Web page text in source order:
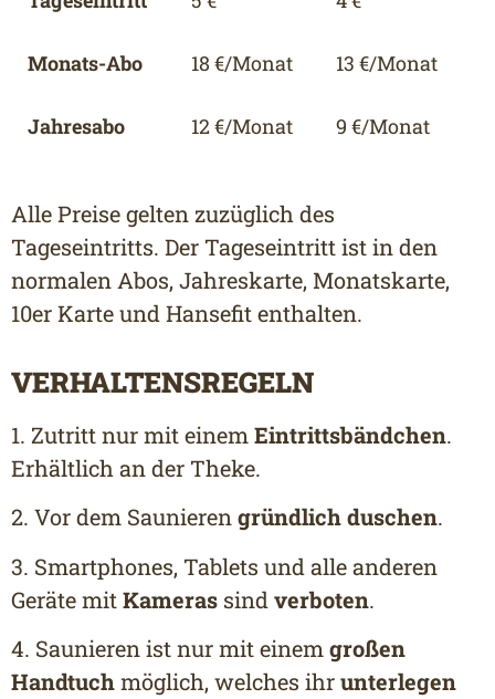
Monats-Abo 18 €/Monat 13 €/Monat
Jahresabo 12 €/Monat 9 €/Monat
Alle Preise gelten zuzüglich des
Tageseintritts. Der Tageseintritt ist in den
normalen Abos, Jahreskarte, Monatskarte,
10er Karte und Hansefit enthalten.
VERHALTENSREGELN
1. Zutritt nur mit einemEintrittsbändchen.
Erhältlich an der Theke.
2. Vor dem Saunierengründlich duschen.
3. Smartphones, Tablets und alle anderen
Geräte mitKameras sind verboten.
4. Saunieren ist nur mit einemgroßen
Handtuchmöglich, welches ihrunterlegen